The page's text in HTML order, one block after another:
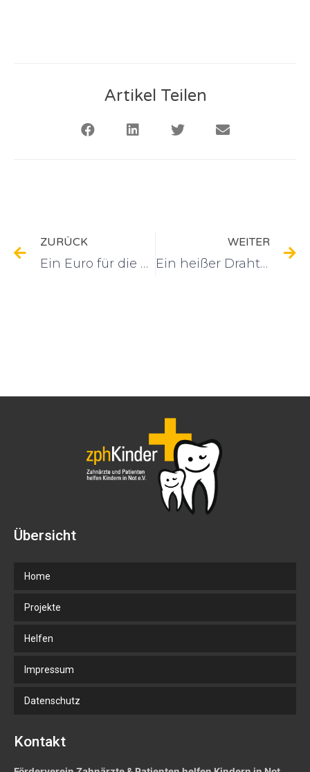
Artikel Teilen
ZURÜCK
Ein Euro für die kranke Qeadah
WEITER
Ein heißer Draht für Kinder und Jugendliche
Übersicht
Home
Projekte
Helfen
Impressum
Datenschutz
Kontakt